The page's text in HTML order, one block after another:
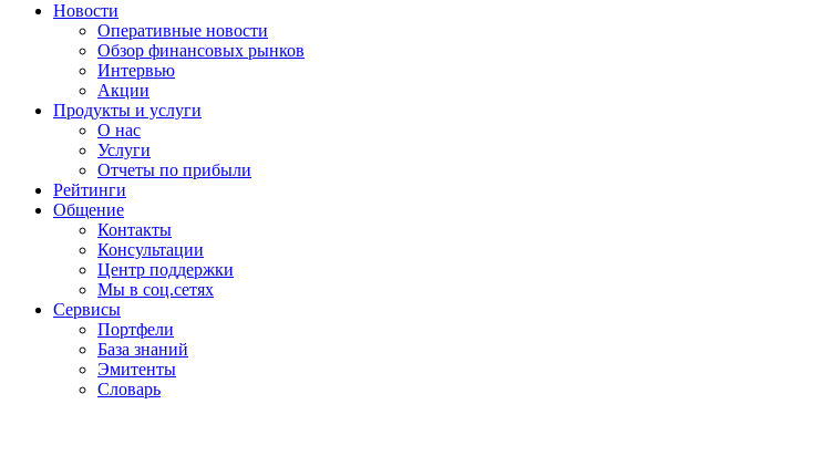
Новости
Оперативные новости
Обзор финансовых рынков
Интервью
Акции
Продукты и услуги
О нас
Услуги
Отчеты по прибыли
Рейтинги
Общение
Контакты
Консультации
Центр поддержки
Мы в соц.сетях
Сервисы
Портфели
База знаний
Эмитенты
Словарь